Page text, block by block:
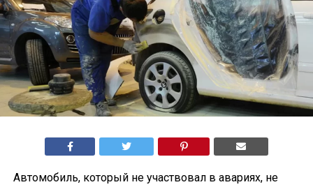
Автомобиль, который не участвовал в авариях, не